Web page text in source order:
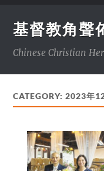
基督教角聲
Chinese Christian
CATEGORY:2023年